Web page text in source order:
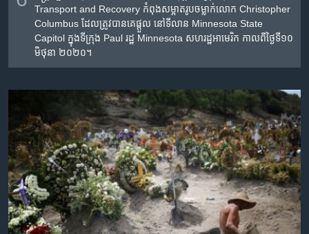
Transport and Recovery កំពុង​សម្អាត​រូបចម្លាក់​លោក Christopher
Columbus ដែល​ត្រូវ​បាន​គេ​ផ្ដួល នៅ​ទីលាន​ Minnesota State
Capitol ក្នុង​ទីក្រុង Paul រដ្ឋ​ Minnesota សហរដ្ឋ​អាមេរិក កាល​ពី​ថ្ងៃទី​១០
មិថុនា ២០២០។